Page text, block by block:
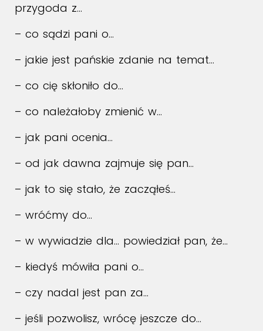
przygoda z…
– co sądzi pani o…
– jakie jest pańskie zdanie na temat…
– co cię skłoniło do…
– co należałoby zmienić w…
– jak pani ocenia…
– od jak dawna zajmuje się pan…
– jak to się stało, że zacząłeś…
– wróćmy do…
– w wywiadzie dla… powiedział pan, że…
– kiedyś mówiła pani o…
– czy nadal jest pan za…
– jeśli pozwolisz, wrócę jeszcze do…